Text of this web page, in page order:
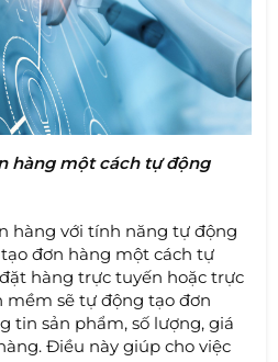
hàng một cách tự động
hàng với tính năng tự động
đơn hàng một cách tự
hàng trực tuyến hoặc trực
mềm sẽ tự động tạo đơn
tin sản phẩm, số lượng, giá
Điều này giúp cho việc